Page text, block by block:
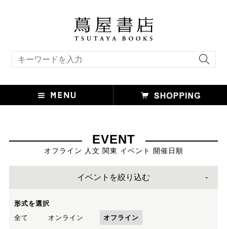
EVENT
オフライン 人文 関東 イベント 開催日順
イベントを絞り込む
形式を選択
全て
オンライン オフライン